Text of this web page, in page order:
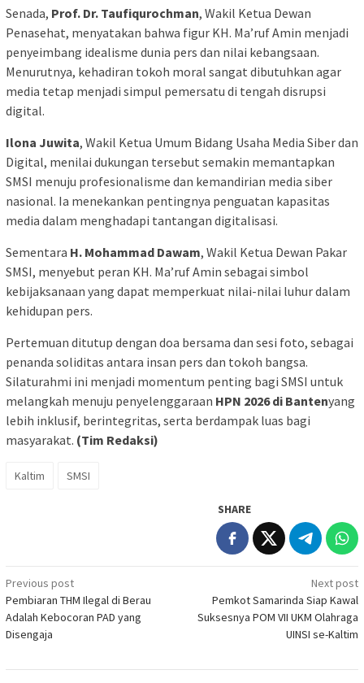
Senada, Prof. Dr. Taufiqurochman, Wakil Ketua Dewan
Penasehat, menyatakan bahwa figur KH. Ma’ruf Amin menjadi
penyeimbang idealisme dunia pers dan nilai kebangsaan.
Menurutnya, kehadiran tokoh moral sangat dibutuhkan agar
media tetap menjadi simpul pemersatu di tengah disrupsi
digital.
Ilona Juwita, Wakil Ketua Umum Bidang Usaha Media Siber dan
Digital, menilai dukungan tersebut semakin memantapkan
SMSI menuju profesionalisme dan kemandirian media siber
nasional. Ia menekankan pentingnya penguatan kapasitas
media dalam menghadapi tantangan digitalisasi.
Sementara H. Mohammad Dawam, Wakil Ketua Dewan Pakar
SMSI, menyebut peran KH. Ma’ruf Amin sebagai simbol
kebijaksanaan yang dapat memperkuat nilai-nilai luhur dalam
kehidupan pers.
Pertemuan ditutup dengan doa bersama dan sesi foto, sebagai
penanda soliditas antara insan pers dan tokoh bangsa.
Silaturahmi ini menjadi momentum penting bagi SMSI untuk
melangkah menuju penyelenggaraan HPN 2026 di Bantenyang
lebih inklusif, berintegritas, serta berdampak luas bagi
masyarakat. (Tim Redaksi)
Kaltim SMSI
SHARE
Post
navigation
Previous post
Pembiaran THM Ilegal di Berau
Adalah Kebocoran PAD yang
Disengaja
Next post
Pemkot Samarinda Siap Kawal
Suksesnya POM VII UKM Olahraga
UINSI se-Kaltim